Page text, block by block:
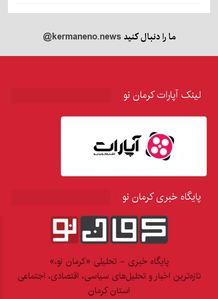
ما را دنبال کنید@kermaneno.news
لینک آپارات کرمان نو
پایگاه خبری کرمان نو
پایگاه خبری - تحلیلی «کرمان نو،»
تازه‌ترین اخبار و تحلیل‌های سیاسی، اقتصادی، اجتماعی
استان کرمان